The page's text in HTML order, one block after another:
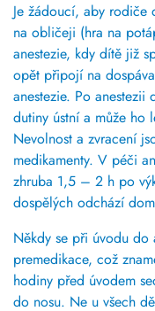
Je žádoucí, aby rodiče
na obličeji (hra na
anestezie, kdy dítě již
opět připojí na
anestezie. Po
dutiny ústní a může ho
Nevolnost a zvracení
medikamenty. V péči
zhruba 1,5 – 2 h po
dospělých odchází
Někdy se při úvodu do
premedikace, což
hodiny před úvodem
do nosu. Ne u všech